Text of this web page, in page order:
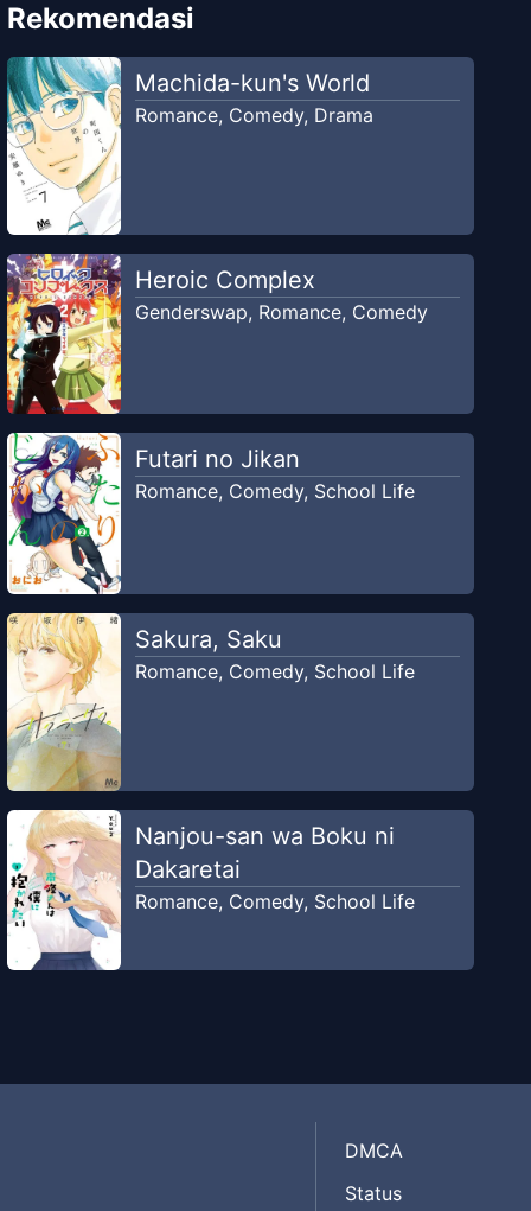
Rekomendasi
Machida-kun's World
Romance, Comedy, Drama
Heroic Complex
Genderswap, Romance, Comedy
Futari no Jikan
Romance, Comedy, School Life
Sakura, Saku
Romance, Comedy, School Life
Nanjou-san wa Boku ni
Dakaretai
Romance, Comedy, School Life
DMCA
Status